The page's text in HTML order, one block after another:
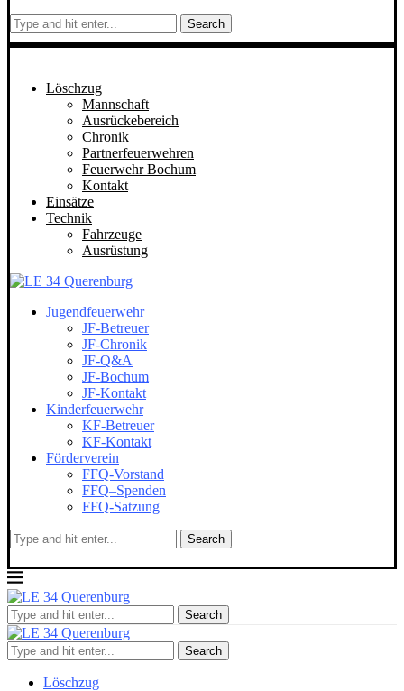
Search
Löschzug
Mannschaft
Ausrückebereich
Chronik
Partnerfeuerwehren
Feuerwehr Bochum
Kontakt
Einsätze
Technik
Fahrzeuge
Ausrüstung
Jugendfeuerwehr
JF-Betreuer
JF-Chronik
JF-Q&A
JF-Bochum
JF-Kontakt
Kinderfeuerwehr
KF-Betreuer
KF-Kontakt
Förderverein
FFQ-Vorstand
FFQ–Spenden
FFQ-Satzung
Search
Search
Search
Löschzug